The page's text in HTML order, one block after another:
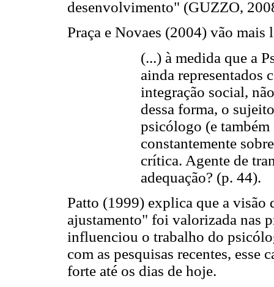
desenvolvimento" (GUZZO,
Praça e Novaes (2004) vão mais
(...) à medida que a
ainda representados
integração social,
dessa forma, o
psicólogo (e também
constantemente
crítica. Agente de
adequação? (p. 44).
Patto (1999) explica que a
ajustamento" foi valorizada nas
influenciou o trabalho do
com as pesquisas recentes,
forte até os dias de hoje.